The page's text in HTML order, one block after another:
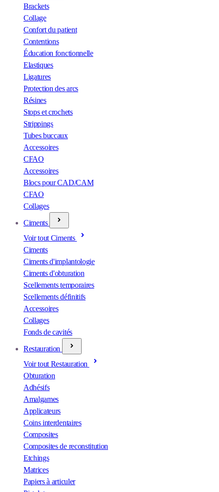
Brackets
Collage
Confort du patient
Contentions
Éducation fonctionnelle
Elastiques
Ligatures
Protection des arcs
Résines
Stops et crochets
Strippings
Tubes buccaux
Accessoires
CFAO
Accessoires
Blocs pour CAD/CAM
CFAO
Collages
Ciments
Voir tout Ciments
Ciments
Ciments d'implantologie
Ciments d'obturation
Scellements temporaires
Scellements définitifs
Accessoires
Collages
Fonds de cavités
Restauration
Voir tout Restauration
Obturation
Adhésifs
Amalgames
Applicateurs
Coins interdentaires
Composites
Composites de reconstitution
Etchings
Matrices
Papiers à articuler